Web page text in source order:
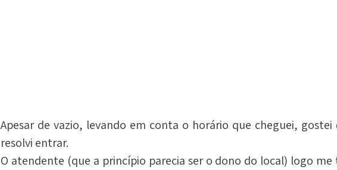
Apesar de vazio, levando em conta o horário que cheguei,
resolvi entrar.
O atendente (que a princípio parecia ser o dono do local) logo